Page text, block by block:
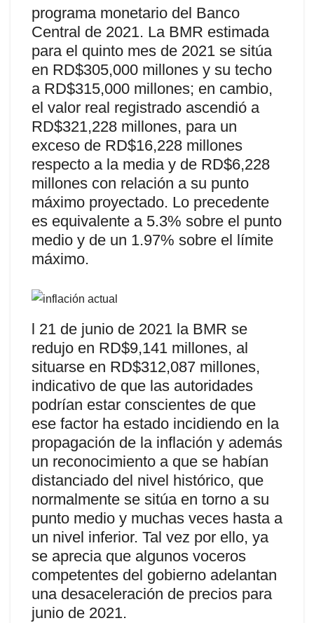
programa monetario del Banco
Central de 2021. La BMR estimada
para el quinto mes de 2021 se sitúa
en RD$305,000 millones y su techo
a RD$315,000 millones; en cambio,
el valor real registrado ascendió a
RD$321,228 millones, para un
exceso de RD$16,228 millones
respecto a la media y de RD$6,228
millones con relación a su punto
máximo proyectado. Lo precedente
es equivalente a 5.3% sobre el punto
medio y de un 1.97% sobre el límite
máximo.
l 21 de junio de 2021 la BMR se
redujo en RD$9,141 millones, al
situarse en RD$312,087 millones,
indicativo de que las autoridades
podrían estar conscientes de que
ese factor ha estado incidiendo en la
propagación de la inflación y además
un reconocimiento a que se habían
distanciado del nivel histórico, que
normalmente se sitúa en torno a su
punto medio y muchas veces hasta a
un nivel inferior. Tal vez por ello, ya
se aprecia que algunos voceros
competentes del gobierno adelantan
una desaceleración de precios para
junio de 2021.